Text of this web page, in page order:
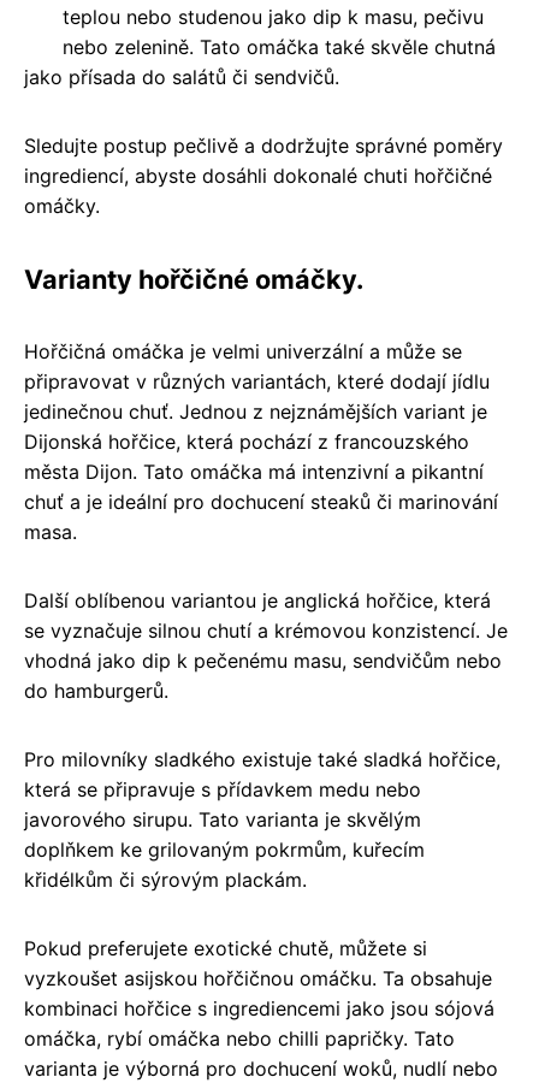
teplou nebo studenou jako dip k masu, pečivu
nebo zelenině. Tato omáčka také skvěle chutná
jako přísada do salátů či sendvičů.
Sledujte postup pečlivě a dodržujte správné poměry
ingrediencí, abyste dosáhli dokonalé chuti hořčičné
omáčky.
Varianty hořčičné omáčky.
Hořčičná omáčka je velmi univerzální a může se
připravovat v různých variantách, které dodají jídlu
jedinečnou chuť. Jednou z nejznámějších variant je
Dijonská hořčice, která pochází z francouzského
města Dijon. Tato omáčka má intenzivní a pikantní
chuť a je ideální pro dochucení steaků či marinování
masa.
Další oblíbenou variantou je anglická hořčice, která
se vyznačuje silnou chutí a krémovou konzistencí. Je
vhodná jako dip k pečenému masu, sendvičům nebo
do hamburgerů.
Pro milovníky sladkého existuje také sladká hořčice,
která se připravuje s přídavkem medu nebo
javorového sirupu. Tato varianta je skvělým
doplňkem ke grilovaným pokrmům, kuřecím
křidélkům či sýrovým plackám.
Pokud preferujete exotické chutě, můžete si
vyzkoušet asijskou hořčičnou omáčku. Ta obsahuje
kombinaci hořčice s ingrediencemi jako jsou sójová
omáčka, rybí omáčka nebo chilli papričky. Tato
varianta je výborná pro dochucení woků, nudlí nebo